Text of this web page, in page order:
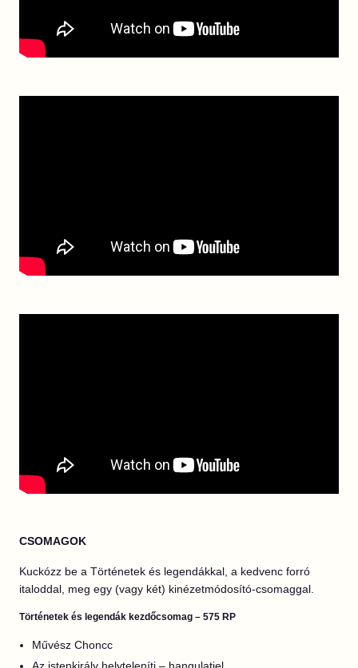
CSOMAGOK
Kuckózz be a Történetek és legendákkal, a kedvenc forró
italoddal, meg egy (vagy két) kinézetmódosító-csomaggal.
Történetek és legendák kezdőcsomag – 575 RP
Művész Choncc